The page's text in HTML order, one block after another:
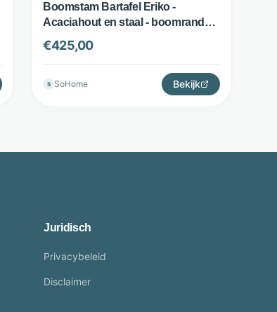
Boomstam Bartafel Eriko -
Acaciahout en staal - boomrand
tafelblad - Naturel - Artistiq Living
€425,00
S SoHome Bekijk
Juridisch
Privacybeleid
Disclaimer